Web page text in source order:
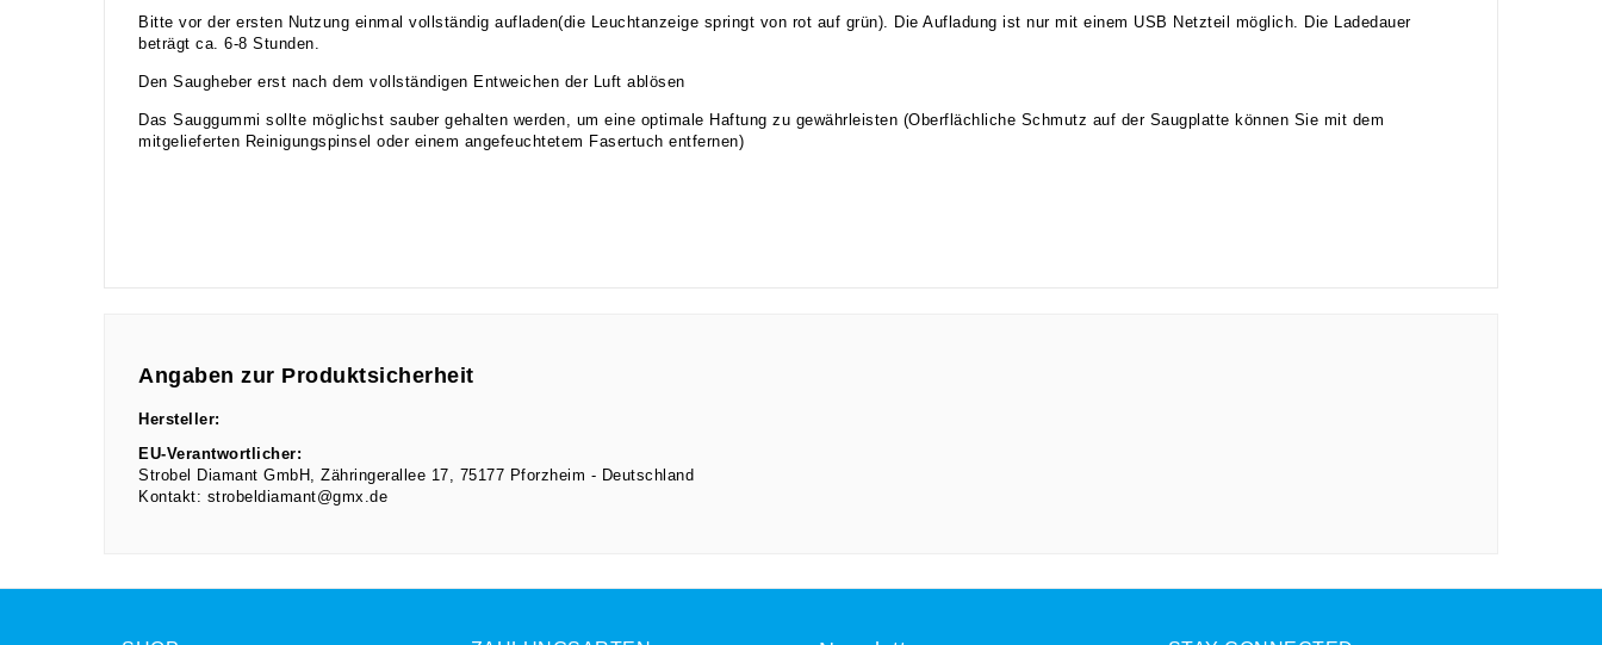
Bitte vor der ersten Nutzung einmal vollständig aufladen(die Leuchtanzeige springt von rot auf grün). Die Aufladung ist nur mit einem USB Netzteil möglich. Die Ladedauer
beträgt ca. 6-8 Stunden.
Den Saugheber erst nach dem vollständigen Entweichen der Luft ablösen
Das Sauggummi sollte möglichst sauber gehalten werden, um eine optimale Haftung zu gewährleisten (Oberflächliche Schmutz auf der Saugplatte können Sie mit dem
mitgelieferten Reinigungspinsel oder einem angefeuchtetem Fasertuch entfernen)
Angaben zur Produktsicherheit
Hersteller:
EU-Verantwortlicher:
Strobel Diamant GmbH
Zähringerallee 17 75177 Pforzheim
Deutschland
Kontakt: strobeldiamant@gmx.de